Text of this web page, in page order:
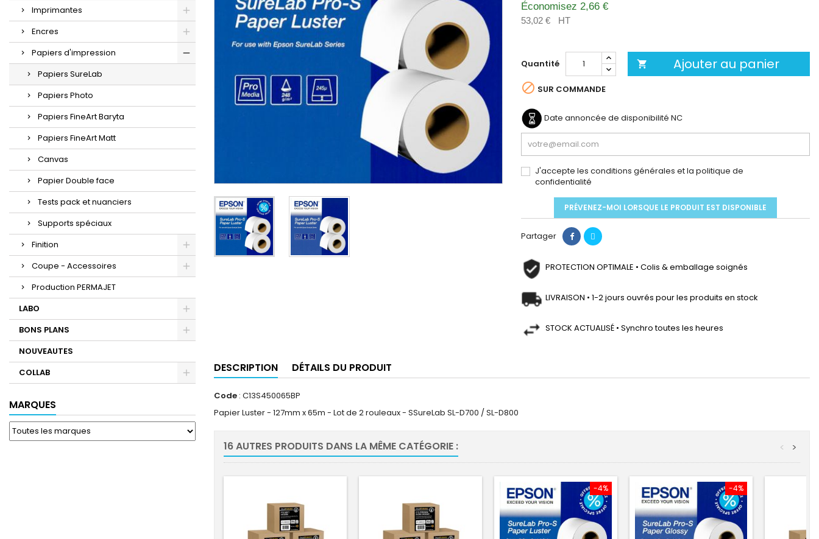
Imprimantes
Encres
Papiers d'impression
Papiers SureLab
Papiers Photo
Papiers FineArt Baryta
Papiers FineArt Matt
Canvas
Papier Double face
Tests pack et nuanciers
Supports spéciaux
Finition
Coupe - Accessoires
Production PERMAJET
LABO
BONS PLANS
NOUVEAUTES
COLLAB
MARQUES
Économisez 2,66 €
53,02 € HT
Quantité  Ajouter au panier
 SUR COMMANDE
Date annoncée de disponibilité NC
J'accepte les conditions générales et la politique de
confidentialité
PRÉVENEZ-MOI LORSQUE LE PRODUIT EST DISPONIBLE
Partager
PROTECTION OPTIMALE • Colis & emballage soignés
LIVRAISON • 1-2 jours ouvrés pour les produits en stock
STOCK ACTUALISÉ • Synchro toutes les heures
DESCRIPTION DÉTAILS DU PRODUIT
Code : C13S450065BP
Papier Luster - 127mm x 65m - Lot de 2 rouleaux - SSureLab SL-D700 / SL-D800
16 AUTRES PRODUITS DANS LA MÊME CATÉGORIE : >
<
-4% -4%